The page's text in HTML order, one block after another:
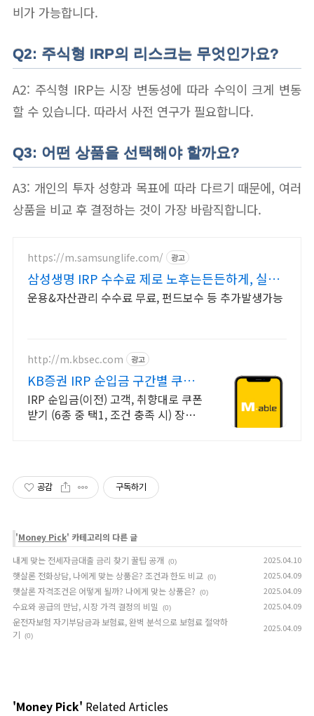
비가 가능합니다.
Q2: 주식형 IRP의 리스크는 무엇인가요?
A2: 주식형 IRP는 시장 변동성에 따라 수익이 크게 변동
할 수 있습니다. 따라서 사전 연구가 필요합니다.
Q3: 어떤 상품을 선택해야 할까요?
A3: 개인의 투자 성향과 목표에 따라 다르기 때문에, 여러
상품을 비교 후 결정하는 것이 가장 바람직합니다.
https://m.samsunglife.com/ 광고
삼성생명 IRP 수수료 제로 노후는든든하게, 실속
은제대로
운용&자산관리 수수료 무료, 펀드보수 등 추가발생가능
http://m.kbsec.com 광고
KB증권 IRP 순입금 구간별 쿠폰
지급
IRP 순입금(이전) 고객, 취향대로 쿠폰
받기 (6종 중 택1, 조건 충족 시) 장외
공감 구독하기
'Money Pick' 카테고리의 다른 글
내게 맞는 전세자금대출 금리 찾기 꿀팁 공개 (0) 2025.04.10
햇살론 전화상담, 나에게 맞는 상품은? 조건과 한도 비교 (0) 2025.04.09
햇살론 자격조건은 어떻게 될까? 나에게 맞는 상품은? (0) 2025.04.09
수요와 공급의 만남, 시장 가격 결정의 비밀 (0) 2025.04.09
운전자보험 자기부담금과 보험료, 완벽 분석으로 보험료 절약하
기
(0)
2025.04.09
'Money Pick' Related Articles